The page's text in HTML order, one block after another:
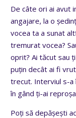
De câte ori ai avut
angajare, la o
vocea ta a sunat
tremurat vocea?
oprit? Ai tăcut sau
puțin decât ai fi
trecut. Interviul s-a
în gând ți-ai
Poți să depășești